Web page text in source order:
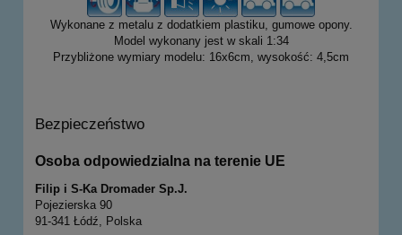
Wykonane z metalu z dodatkiem plastiku, gumowe opony.
Model wykonany jest w skali 1:34
Przybliżone wymiary modelu: 16x6cm, wysokość: 4,5cm
Bezpieczeństwo
Osoba odpowiedzialna na terenie UE
Filip i S-Ka Dromader Sp.J.
Pojezierska 90
91-341 Łódź, Polska